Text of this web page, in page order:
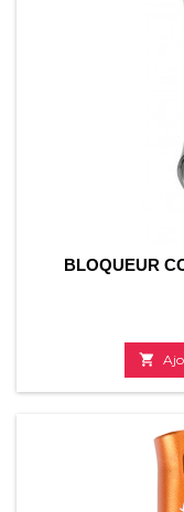
BLOQUEUR
